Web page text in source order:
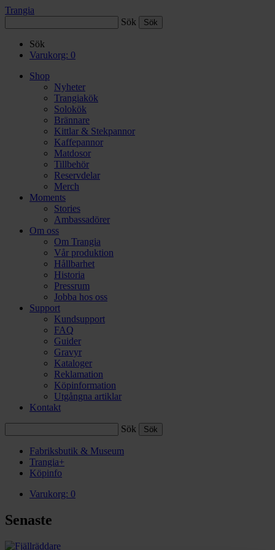
Trangia
Sök
Sök
Varukorg: 0
Shop
Nyheter
Trangiakök
Solokök
Brännare
Kittlar & Stekpannor
Kaffepannor
Matdosor
Tillbehör
Reservdelar
Merch
Moments
Stories
Ambassadörer
Om oss
Om Trangia
Vår produktion
Hållbarhet
Historia
Pressrum
Jobba hos oss
Support
Kundsupport
FAQ
Guider
Gravyr
Kataloger
Reklamation
Köpinformation
Utgångna artiklar
Kontakt
Sök
Fabriksbutik & Museum
Trangia+
Köpinfo
Varukorg: 0
Senaste